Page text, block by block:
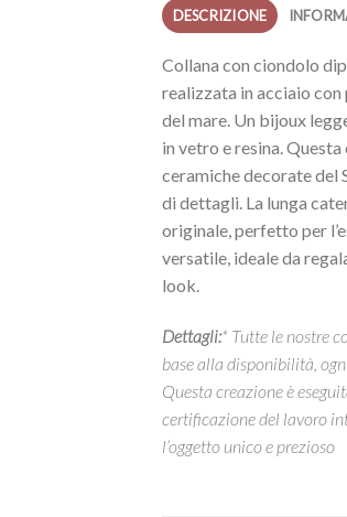
DESCRIZIONE
Collana con ciondolo
realizzata in acciaio
del mare. Un bijoux
in vetro e resina.
ceramiche decorate del
di dettagli. La lunga
originale, perfetto per
versatile, ideale da
look.
Dettagli:* Tutte le nostre
base alla disponibilità,
Questa creazione è
certificazione del lavoro
l’oggetto unico e prezioso